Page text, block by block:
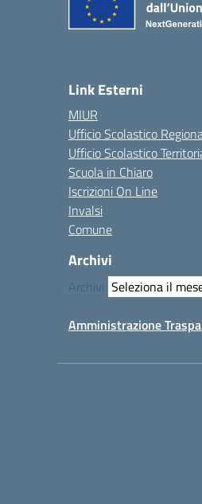
Link Esterni
MIUR
Ufficio Scolastico
Ufficio Scolastico
Scuola in Chiaro
Iscrizioni On Line
Invalsi
Comune
Archivi
Archivi
Amministrazione